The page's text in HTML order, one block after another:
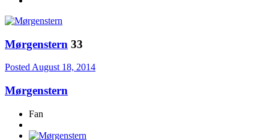
Mørgenstern 33
Posted August 18, 2014
Mørgenstern
Fan